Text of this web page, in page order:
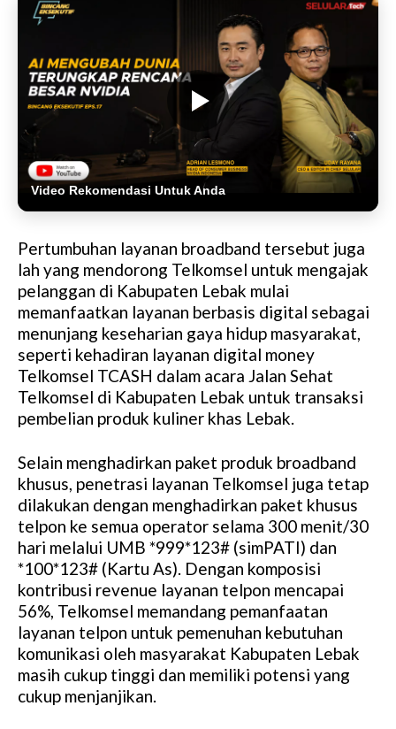
Video Rekomendasi Untuk Anda
Pertumbuhan layanan broadband tersebut juga
lah yang mendorong Telkomsel untuk mengajak
pelanggan di Kabupaten Lebak mulai
memanfaatkan layanan berbasis digital sebagai
menunjang keseharian gaya hidup masyarakat,
seperti kehadiran layanan digital money
Telkomsel TCASH dalam acara Jalan Sehat
Telkomsel di Kabupaten Lebak untuk transaksi
pembelian produk kuliner khas Lebak.
Selain menghadirkan paket produk broadband
khusus, penetrasi layanan Telkomsel juga tetap
dilakukan dengan menghadirkan paket khusus
telpon ke semua operator selama 300 menit/30
hari melalui UMB *999*123# (simPATI) dan
*100*123# (Kartu As). Dengan komposisi
kontribusi revenue layanan telpon mencapai
56%, Telkomsel memandang pemanfaatan
layanan telpon untuk pemenuhan kebutuhan
komunikasi oleh masyarakat Kabupaten Lebak
masih cukup tinggi dan memiliki potensi yang
cukup menjanjikan.